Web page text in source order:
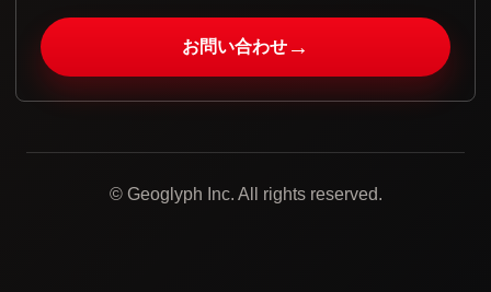
お問い合わせ →
© Geoglyph Inc. All rights reserved.